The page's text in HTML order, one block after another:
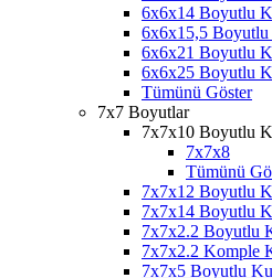
6x6x14 Boyutlu
6x6x15,5
6x6x21 Boyutlu
6x6x25 Boyutlu
Tümünü Göster
7x7 Boyutlar
7x7x10 Boyutlu
7x7x8
Tümünü
7x7x12 Boyutlu
7x7x14 Boyutlu
7x7x2.2 Boyutlu
7x7x2.2 Komple
7x7x5 Boyutlu